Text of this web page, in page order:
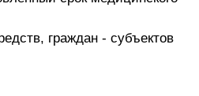
граждан - субъектов